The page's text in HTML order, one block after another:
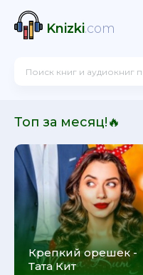
Knizki.com
Топ за месяц!🔥
Крепкий орешек -
Тата Кит